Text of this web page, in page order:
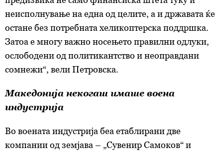
неисполнување на една од целите, а и државата ќе
остане без потребната хеликоптерска поддршка.
Затоа е многу важно носењето правилни одлуки,
ослободени од политикантство и неоправдани
сомнежи“, вели Петровска.
Македонија некогаш имаше воена
индустрија
Во воената индустријабеа етаблиранидве
компании од земјава– „Сувенир Самоков“ и